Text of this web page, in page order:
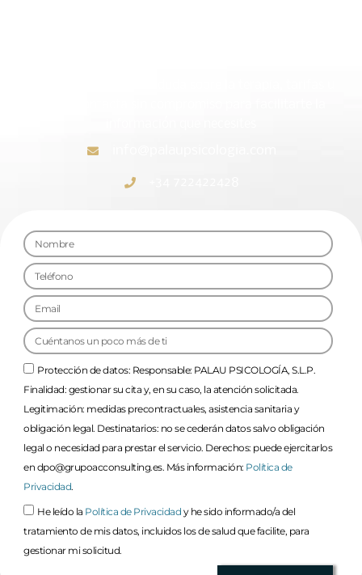
Protección de datos: Responsable: PALAU PSICOLOGÍA, S.L.P.
Finalidad: gestionar su cita y, en su caso, la atención solicitada.
Legitimación: medidas precontractuales, asistencia sanitaria y
obligación legal. Destinatarios: no se cederán datos salvo obligación
legal o necesidad para prestar el servicio. Derechos: puede ejercitarlos
en dpo@grupoacconsulting.es. Más información: Política de
Privacidad.
He leído la Política de Privacidad y he sido informado/a del
tratamiento de mis datos, incluidos los de salud que facilite, para
gestionar mi solicitud.